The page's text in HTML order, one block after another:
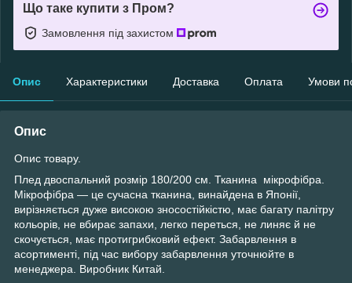
Що таке купити з Пром?
Замовлення під захистом
Опис Характеристики Доставка Оплата Умови
Опис
Опис товару.
Плед двоспальний розмір 180/200 см. Тканина мікрофібра.
Мікрофібра — це сучасна тканина, винайдена в Японії,
вирізняється дуже високою зносостійкістю, має багату палітру
кольорів, не вбирає запахи, легко переться, не линяє й не
скочується, має протигрибковий ефект. Забарвлення в
асортименті, під час вибору забарвлення уточнюйте в
менеджера. Виробник Китай.